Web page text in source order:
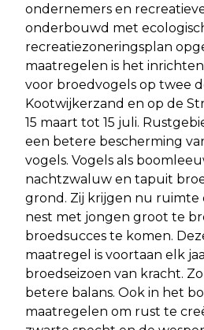
ondernemers en
onderbouwd met
recreatiezoneringsplan
maatregelen is het
voor broedvogels op twee
Kootwijkerzand en op de
15 maart tot 15 juli.
een betere bescherming
vogels. Vogels als
nachtzwaluw en tapuit
grond. Zij krijgen nu ruimte
nest met jongen groot te
broedsucces te komen.
maatregel is voortaan elk
broedseizoen van kracht.
betere balans. Ook in het
maatregelen om rust te